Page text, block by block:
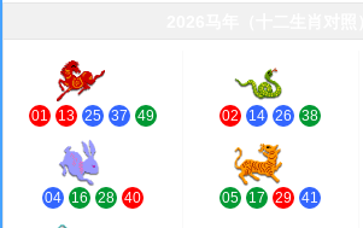
[冲鼠]
01 13 25 37 49 02 14 26 38
04 16 28 40
[冲猴]
05 17 29 41